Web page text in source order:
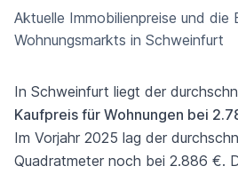
Aktuelle Immobilienpreise und die
Wohnungsmarkts in Schweinfurt
In Schweinfurt liegt der
Kaufpreis für Wohnungen bei
Im Vorjahr 2025 lag der
Quadratmeter noch bei 2.886 €.